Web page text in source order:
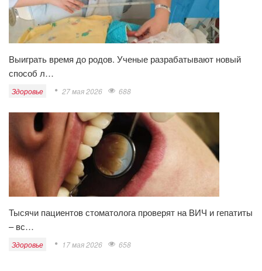
Выиграть время до родов. Ученые разрабатывают новый
способ л…
Здоровье 27 мая 2026 688
Тысячи пациентов стоматолога проверят на ВИЧ и гепатиты
– вс…
Здоровье 17 мая 2026 658